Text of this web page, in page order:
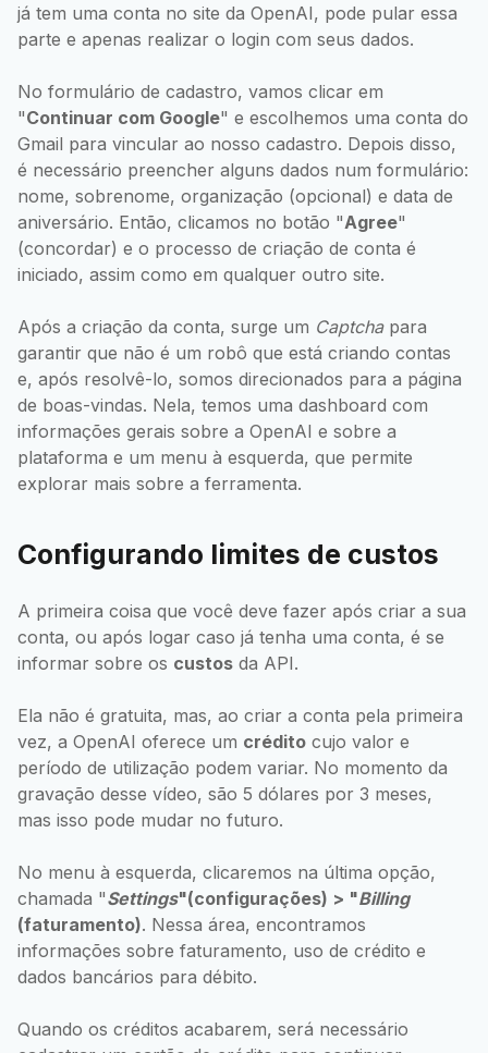
já tem uma conta no site da OpenAI, pode pular essa
parte e apenas realizar o login com seus dados.
No formulário de cadastro, vamos clicar em
"Continuar com Google" e escolhemos uma conta do
Gmail para vincular ao nosso cadastro. Depois disso,
é necessário preencher alguns dados num formulário:
nome, sobrenome, organização (opcional) e data de
aniversário. Então, clicamos no botão "Agree"
(concordar) e o processo de criação de conta é
iniciado, assim como em qualquer outro site.
Após a criação da conta, surge um Captchapara
garantir que não é um robô que está criando contas
e, após resolvê-lo, somos direcionados para a página
de boas-vindas. Nela, temos uma dashboard com
informações gerais sobre a OpenAI e sobre a
plataforma e um menu à esquerda, que permite
explorar mais sobre a ferramenta.
Configurando limites de custos
A primeira coisa que você deve fazer após criar a sua
conta, ou após logar caso já tenha uma conta, é se
informar sobre os custos da API.
Ela não é gratuita, mas, ao criar a conta pela primeira
vez, a OpenAI oferece um crédito cujo valor e
período de utilização podem variar. No momento da
gravação desse vídeo, são 5 dólares por 3 meses,
mas isso pode mudar no futuro.
No menu à esquerda, clicaremos na última opção,
chamada "Settings"(configurações) > "Billing
(faturamento). Nessa área, encontramos
informações sobre faturamento, uso de crédito e
dados bancários para débito.
Quando os créditos acabarem, será necessário